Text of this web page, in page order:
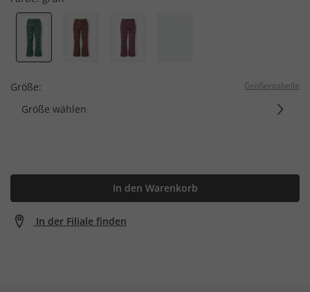
Größe: Größentabelle
Größe wählen
In den Warenkorb
In der Filiale finden